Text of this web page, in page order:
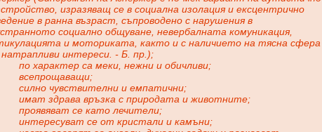
изразяващ се в социална изолация и ексцентрично
в ранна възраст, съпроводено с нарушения в
социално общуване, невербалната комуникация,
и моториката, както и с наличието на тясна сфера
интереси. - Б. пр.);
по характер са меки, нежни и обичливи;
всепрощаващи;
силно чувствителни и емпатични;
имат здрава връзка с природата и животните;
проявяват се като лечители;
интересуват се от кристали и камъни;